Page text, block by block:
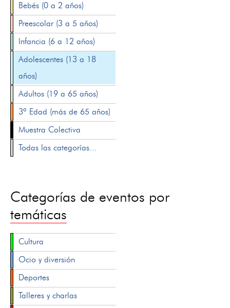
Bebés (0 a 2 años)
Preescolar (3 a 5 años)
Infancia (6 a 12 años)
Adolescentes (13 a 18
años)
Adultos (19 a 65 años)
3ª Edad (más de 65 años)
Muestra Colectiva
Todas las categorías...
Categorías de eventos por
temáticas
Cultura
Ocio y diversión
Deportes
Talleres y charlas